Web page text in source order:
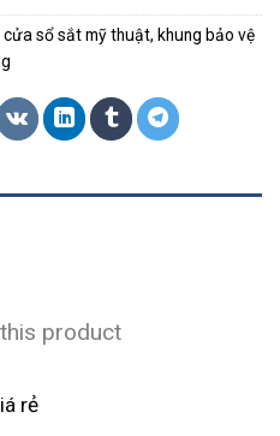
cửa sổ sắt mỹ thuật, khung bảo vệ
product
rẻ